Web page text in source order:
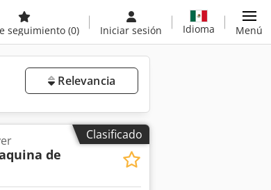
seguimiento (0) Iniciar sesión Idioma Menú
Relevancia
Clasificado
de